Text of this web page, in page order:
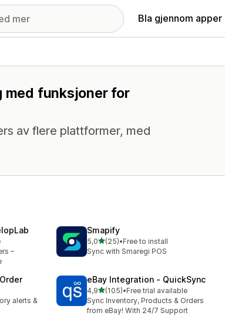
Bla gjennom apper
med funksjoner for
av flere plattformer, med
–
Smapify
5,0av 5 stjerner
(25)
Totalt 25 omtaler
•Free to install
Sync with Smaregi POS
alerts &
eBay Integration ‑ QuickSync
4,9av 5 stjerner
(105)
Totalt 105 omtaler
•Free trial available
Sync Inventory, Products & Orders
from eBay! With 24/7 Support